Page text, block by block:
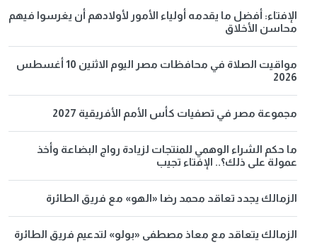
الإفتاء: أفضل ما يقدمه أولياء الأمور لأولادهم أن يغرسوا فيهم
محاسن الأخلاق
مواقيت الصلاة في محافظات مصر اليوم الاثنين 10 أغسطس
2026
مجموعة مصر في تصفيات كأس الأمم الأفريقية 2027
ما حكم الشراء الوهمي للمنتجات لزيادة رواج البضاعة وأخذ
عمولة على ذلك؟.. الإفتاء تجيب
الزمالك يجدد تعاقد محمد رضا «الهو» مع فريق الطائرة
الزمالك يتعاقد مع معاذ مصطفى «بولو» لتدعيم فريق الطائرة